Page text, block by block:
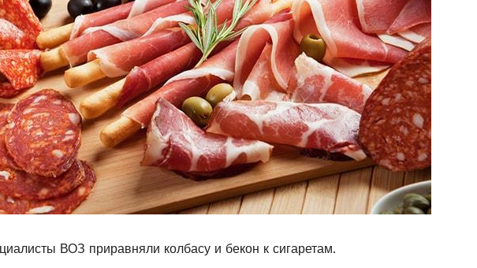
ВОЗ приравняли колбасу и бекон к сигаретам.